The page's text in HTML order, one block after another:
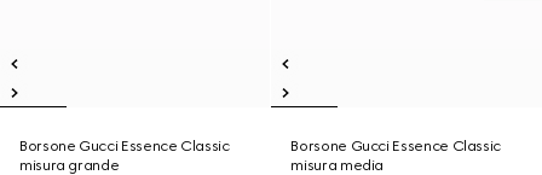
Borsone Gucci Essence Classic
misura grande
Borsone Gucci Essence Classic
misura media